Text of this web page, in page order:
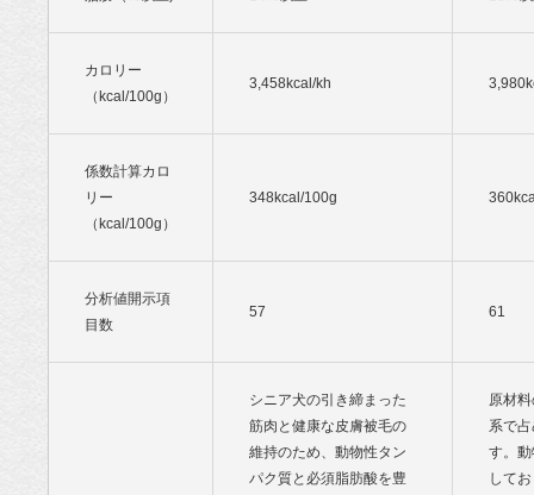
カロリー
（kcal/100g）
3,458kcal/kh
係数計算カロ
リー
（kcal/100g）
348kcal/100g
分析値開示項
目数
57 61
シニア犬の引き締まった
筋肉と健康な皮膚被毛の
維持のため、動物性タン
パク質と必須脂肪酸を豊
原材
系で
す。
して